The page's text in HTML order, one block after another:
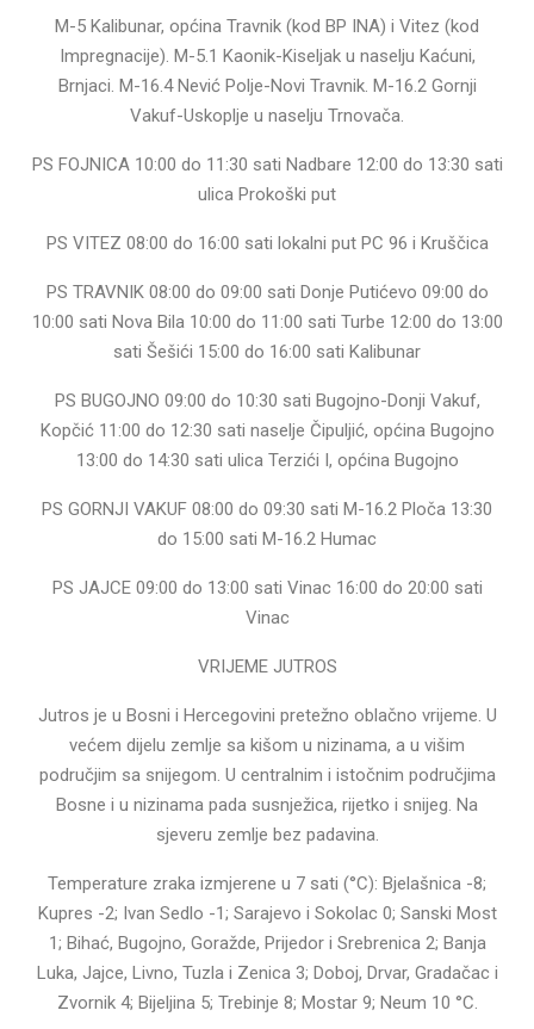
M-5 Kalibunar, općina Travnik (kod BP INA) i Vitez (kod
Impregnacije). M-5.1 Kaonik-Kiseljak u naselju Kaćuni,
Brnjaci. M-16.4 Nević Polje-Novi Travnik. M-16.2 Gornji
Vakuf-Uskoplje u naselju Trnovača.
PS FOJNICA 10:00 do 11:30 sati Nadbare 12:00 do 13:30 sati
ulica Prokoški put
PS VITEZ 08:00 do 16:00 sati lokalni put PC 96 i Kruščica
PS TRAVNIK 08:00 do 09:00 sati Donje Putićevo 09:00 do
10:00 sati Nova Bila 10:00 do 11:00 sati Turbe 12:00 do 13:00
sati Šešići 15:00 do 16:00 sati Kalibunar
PS BUGOJNO 09:00 do 10:30 sati Bugojno-Donji Vakuf,
Kopčić 11:00 do 12:30 sati naselje Čipuljić, općina Bugojno
13:00 do 14:30 sati ulica Terzići I, općina Bugojno
PS GORNJI VAKUF 08:00 do 09:30 sati M-16.2 Ploča 13:30
do 15:00 sati M-16.2 Humac
PS JAJCE 09:00 do 13:00 sati Vinac 16:00 do 20:00 sati
Vinac
VRIJEME JUTROS
Jutros je u Bosni i Hercegovini pretežno oblačno vrijeme. U
većem dijelu zemlje sa kišom u nizinama, a u višim
područjim sa snijegom. U centralnim i istočnim područjima
Bosne i u nizinama pada susnježica, rijetko i snijeg. Na
sjeveru zemlje bez padavina.
Temperature zraka izmjerene u 7 sati (°C): Bjelašnica -8;
Kupres -2; Ivan Sedlo -1; Sarajevo i Sokolac 0; Sanski Most
1; Bihać, Bugojno, Goražde, Prijedor i Srebrenica 2; Banja
Luka, Jajce, Livno, Tuzla i Zenica 3; Doboj, Drvar, Gradačac i
Zvornik 4; Bijeljina 5; Trebinje 8; Mostar 9; Neum 10 °C.